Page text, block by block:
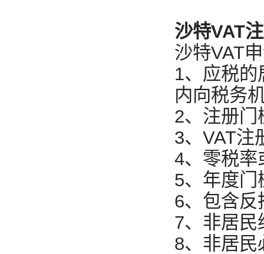
沙特VAT
沙特VAT
1、应税的
内向税务
2、注册门
3、VAT注
4、零税率
5、年度门
6、包含反
7、非居民
8、非居民